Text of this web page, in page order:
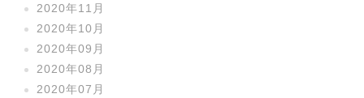
2020年11月
2020年10月
2020年09月
2020年08月
2020年07月